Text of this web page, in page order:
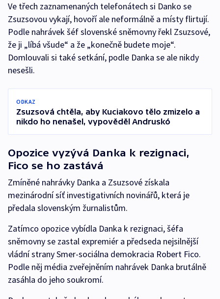
Ve třech zaznamenaných telefonátech si Danko se
Zsuzsovou vykají, hovoří ale neformálně a místy flirtují.
Podle nahrávek šéf slovenské sněmovny řekl Zsuzsové,
že ji „líbá všude“ a že „konečně budete moje“.
Domlouvali si také setkání, podle Danka se ale nikdy
nesešli.
ODKAZ
Zsuzsová chtěla, aby Kuciakovo tělo zmizelo a
nikdo ho nenašel, vypověděl Andruskó
Opozice vyzývá Danka k rezignaci,
Fico se ho zastává
Zmíněné nahrávky Danka a Zsuzsové získala
mezinárodní síť investigativních novinářů, která je
předala slovenským žurnalistům.
Zatímco opozice vybídla Danka k rezignaci, šéfa
sněmovny se zastal expremiér a předseda nejsilnější
vládní strany Smer-sociálna demokracia Robert Fico.
Podle něj média zveřejněním nahrávek Danka brutálně
zasáhla do jeho soukromí.